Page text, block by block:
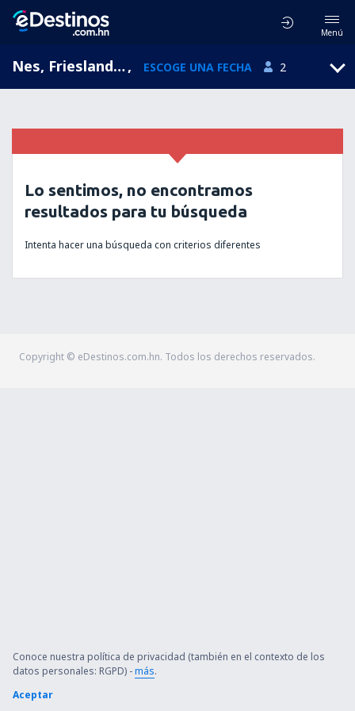
Menú
Nes, Friesland, Holanda, ESCOGE UNA FECHA 2
Lo sentimos, no encontramos
resultados para tu búsqueda
Intenta hacer una búsqueda con criterios diferentes
Copyright © eDestinos.com.hn. Todos los derechos reservados.
Conoce nuestra política de privacidad (también en el contexto de los
datos personales: RGPD) -más.
Aceptar